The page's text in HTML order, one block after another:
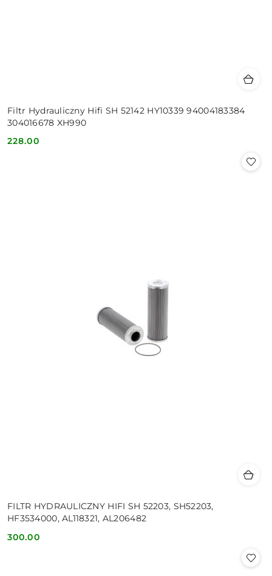
Filtr Hydrauliczny Hifi SH 52142 HY10339 94004183384
304016678 XH990
Cena:
228.00
FILTR HYDRAULICZNY HIFI SH 52203, SH52203,
HF3534000, AL118321, AL206482
Cena:
300.00